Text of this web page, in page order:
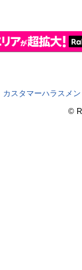
カスタマーハラスメ
©